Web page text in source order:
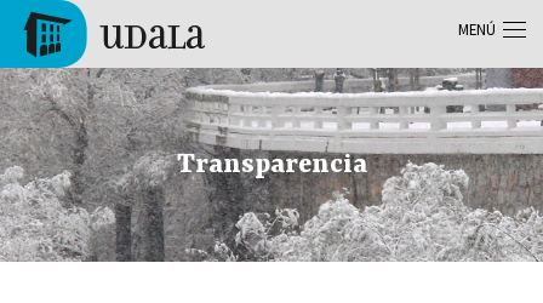
Pasar al contenido principal
Tolosa
Transparencia
MENÚ